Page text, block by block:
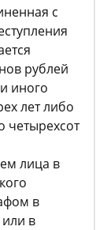
с
рублей
иного
лет либо
четырехсот
лица в
в
в